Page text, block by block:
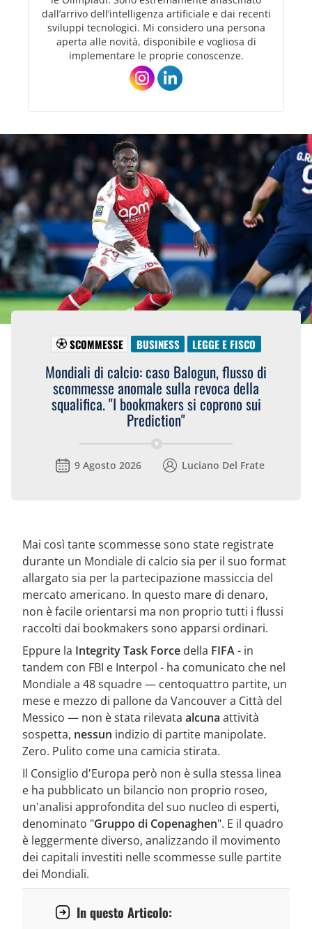
dall’arrivo dell’intelligenza artificiale e dai recenti
sviluppi tecnologici. Mi considero una persona
aperta alle novità, disponibile e vogliosa di
implementare le proprie conoscenze.
SCOMMESSE BUSINESS LEGGE E FISCO
Mondiali di calcio: caso Balogun, flusso di
scommesse anomale sulla revoca della
squalifica. "I bookmakers si coprono sui
Prediction"
9 Agosto 2026 Luciano Del Frate
Mai così tante scommesse sono state registrate
durante un Mondiale di calcio sia per il suo format
allargato sia per la partecipazione massiccia del
mercato americano. In questo mare di denaro,
non è facile orientarsi ma non proprio tutti i flussi
raccolti dai bookmakers sono apparsi ordinari.
Eppure la Integrity Task Force della FIFA- in
tandem con FBI e Interpol - ha comunicato che nel
Mondiale a 48 squadre — centoquattro partite, un
mese e mezzo di pallone da Vancouver a Città del
Messico — non è stata rilevata alcuna attività
sospetta, nessun indizio di partite manipolate.
Zero. Pulito come una camicia stirata.
Il Consiglio d'Europa però non è sulla stessa linea
e ha pubblicato un bilancio non proprio roseo,
un'analisi approfondita del suo nucleo di esperti,
denominato "Gruppo di Copenaghen". E il quadro
è leggermente diverso, analizzando il movimento
dei capitali investiti nelle scommesse sulle partite
dei Mondiali.
In questo Articolo: